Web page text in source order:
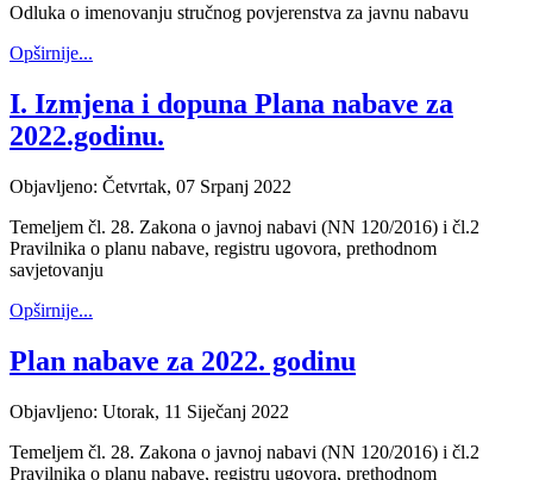
Odluka o imenovanju stručnog povjerenstva za javnu nabavu
Opširnije...
I. Izmjena i dopuna Plana nabave za
2022.godinu.
Objavljeno: Četvrtak, 07 Srpanj 2022
Temeljem čl. 28. Zakona o javnoj nabavi (NN 120/2016) i čl.2
Pravilnika o planu nabave, registru ugovora, prethodnom
savjetovanju
Opširnije...
Plan nabave za 2022. godinu
Objavljeno: Utorak, 11 Siječanj 2022
Temeljem čl. 28. Zakona o javnoj nabavi (NN 120/2016) i čl.2
Pravilnika o planu nabave, registru ugovora, prethodnom